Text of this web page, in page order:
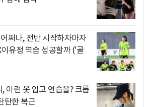
쩌나, 전반 시작하자마자
유정 역습 성공할까 ('골
이런 옷 입고 연습을? 크롭
탄한 복근